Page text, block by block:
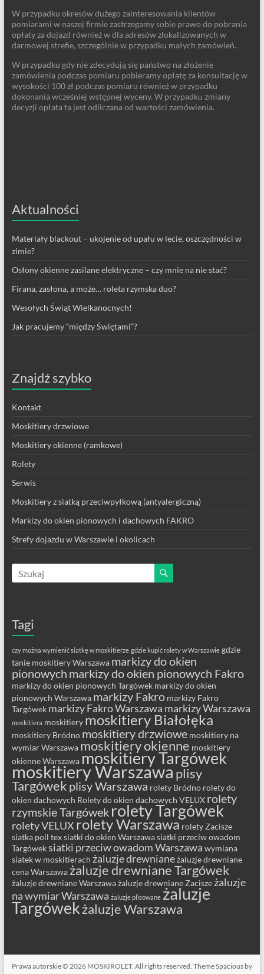
W przypadku okresów dużego zainteresowania klientów
pomiarami w naszej firmie zastrzegamy sobie prawo do pobrania
opłaty za dojazd również w dla adresów zlokalizowanych w
darmowej strefie, szczególnie w przypadku małych zamówień.
W przypadku gdy nie zdecydują się państwo na złożenie
zamówienia podczas pomiaru pobieramy opłatę za konsultację w
wysokości 100 zł podczas pomiaru również w przypadku
dokonania wcześniej wstępnej wyceny. W przypadku zmiany
decyzji opłata ta jest odliczana od wartości zamówienia.
Aktualności
Materiały blackout – ukojenie od upału w lecie, oszczędności w
zimie?
Osłony okienne zasilane elektryczne – czy mnie na nie stać?
Firana, zasłona, a może… roleta rzymska duo?
Wesołych Świąt Wielkanocnych!
Jak pracujemy “między Świętami”?
Znajdź szybko
Kontakt
Moskitiery drzwiowe
Moskitiery okienne (ramkowe)
Rolety
Serwis
Moskitiery z siatką przeciwpyłkową (antyalergiczną)
Markizy do okien pionowych i dachowych FAKRO
Strefy dojazdu w Warszawie i okolicach
Tagi
czy można wymienić siatkę w moskitierze gdzie kupić rolety w Warszawie gdzie
tanie moskitiery Warszawa markizy do okien
pionowych markizy do okien pionowych Fakro
markizy do okien pionowych Targówek markizy do okien
pionowych Warszawa markizy Fakro markizy Fakro
Targówek markizy Fakro Warszawa markizy Warszawa
moskitiera moskitiery moskitiery Białołęka
moskitiery Bródno moskitiery drzwiowe moskitiery na
wymiar Warszawa moskitiery okienne moskitiery
okienne Warszawa moskitiery Targówek
moskitiery Warszawa plisy
Targówek plisy Warszawa rolety Bródno rolety do
okien dachowych Rolety do okien dachowych VELUX rolety
rzymskie Targówek rolety Targówek
rolety VELUX rolety Warszawa rolety Zacisze
siatka poll texsiatki do okien Warszawasiatki przeciw owadom
Targóweksiatki przeciw owadom Warszawa wymiana
siatek w moskitierach żaluzje drewnianeżaluzje drewniane
cena Warszawa żaluzje drewniane Targówek
żaluzje drewniane Warszaważaluzje drewniane Zacisze żaluzje
na wymiar Warszawa żaluzje plisowane żaluzje
Targówekżaluzje Warszawa
Prawa autorskie © 2026 MOSKIROLET. All rights reserved. ThemeSpaciousby